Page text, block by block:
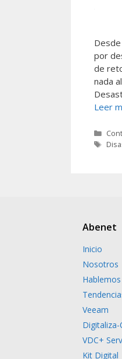
por
de
nada
Leer
Abenet
Inicio
Nosotros
Hablemos
Veeam
Digitaliza-
VDC+
Kit Digital